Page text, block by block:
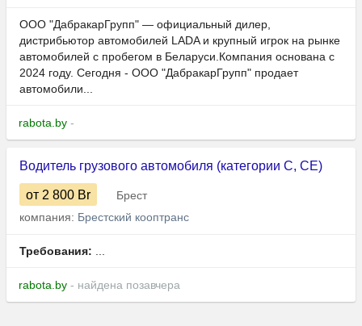
ООО "ДабракарГрупп" — официальный дилер,
дистрибьютор автомобилей LADA и крупный игрок на рынке
автомобилей с пробегом в Беларуси.Компания основана с
2024 году. Сегодня - ООО "ДабракарГрупп"​​​​​​​ продает
автомобили...
rabota.by -
Водитель грузового автомобиля (категории С, СЕ)
от 2 800 Br
Брест
компания: Брестский кооптранс
Требования: ...
rabota.by - найдена позавчера